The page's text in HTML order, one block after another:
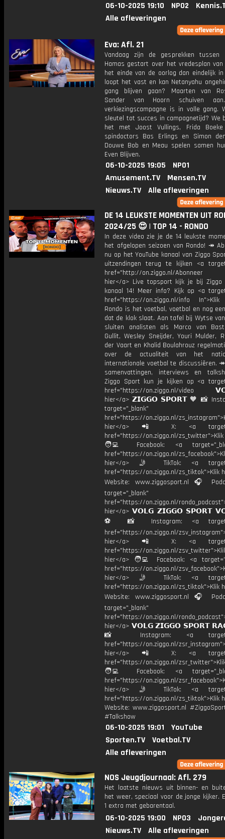
06-10-2025 19:10 NPO2
Alle afleveringen
Eva: Afl. 21
Vandaag zijn de gesprekken tussen
Hamas gestart over het vredesplan van
het einde van de oorlog dan eindelijk
loopt het vast en kan Netanyahu
gang blijven gaan? Maarten van
Sander van Hoorn schuiven
verkiezingscampagne is in volle gang.
sleutel tot succes in campagnetijd? We
het met Joost Vullings, Frida
spindoctors Bas Erlings en Simon
Douwe Bob en Meau spelen samen
Even Blijven.
06-10-2025 19:05
NPO1
Amusement.TV
Mensen.TV
Nieuws.TV
Alle afleveringen
DE 14 LEUKSTE MOMENTEN UIT
2024/25 😍 | TOP 14 - RONDO
In deze video zie je de 14 leukste
het afgelopen seizoen van Rondo! ↠
nu op het YouTube kanaal van Ziggo
uitzendingen terug te kijken <a
href="http://on.ziggo.nl/
hier</a> Live topsport kijk je bij
kanaal 14! Meer info? Kijk op <a
href="https://on.ziggo.nl/info
Rondo is het voetbal, voetbal en nog
dat de klok slaat. Aan tafel bij Wytse
sluiten analisten als Marco van
Gullit, Wesley Sneijder, Youri Mulder,
der Vaart en Khalid Boulahrouz
over de actualiteit van het
internationale voetbal te discussiëren.
samenvattingen, interviews en
Ziggo Sport kun je kijken op <a
href="https://on.ziggo.nl/video
hier</a> 𝗭𝗜𝗚𝗚𝗢 𝗦𝗣𝗢𝗥𝗧 🧡 📸
target="_blank"
href="https://on.ziggo.nl/
hier</a> 📲 X: <a
href="https://on.ziggo.nl/
🧑‍💻 Facebook: <a
href="https://on.ziggo.nl/
hier</a> 🤳 TikTok: <a
href="https://on.ziggo.nl/zs_tiktok">Klik
Website: www.ziggosport.nl 🎧
target="_blank"
href="https://on.ziggo.nl/
hier</a> 𝗩𝗢𝗟𝗚 𝗭𝗜𝗚𝗚𝗢 𝗦𝗣𝗢𝗥𝗧
⚽️ 📸 Instagram: <a
href="https://on.ziggo.nl/
hier</a> 📲 X: <a
href="https://on.ziggo.nl/
hier</a> 🧑‍💻 Facebook: <a
href="https://on.ziggo.nl/
hier</a> 🤳 TikTok: <a
href="https://on.ziggo.nl/zs_tiktok">Klik
Website: www.ziggosport.nl 🎧
target="_blank"
href="https://on.ziggo.nl/
hier</a> 𝗩𝗢𝗟𝗚 𝗭𝗜𝗚𝗚𝗢 𝗦𝗣𝗢𝗥𝗧
📸 Instagram: <a
href="https://on.ziggo.nl/
hier</a> 📲 X: <a
href="https://on.ziggo.nl/
🧑‍💻 Facebook: <a
href="https://on.ziggo.nl/
hier</a> 🤳 TikTok: <a
href="https://on.ziggo.nl/zs_tiktok">Klik
Website: www.ziggosport.nl
#Talkshow
06-10-2025 19:01
YouTube
Sporten.TV
Voetbal.TV
Alle afleveringen
NOS Jeugdjournaal: Afl. 279
Het laatste nieuws uit binnen- en
het weer, speciaal voor de jonge kijker.
1 extra met gebarentaal.
06-10-2025 19:00 NPO3
Nieuws.TV
Alle afleveringen